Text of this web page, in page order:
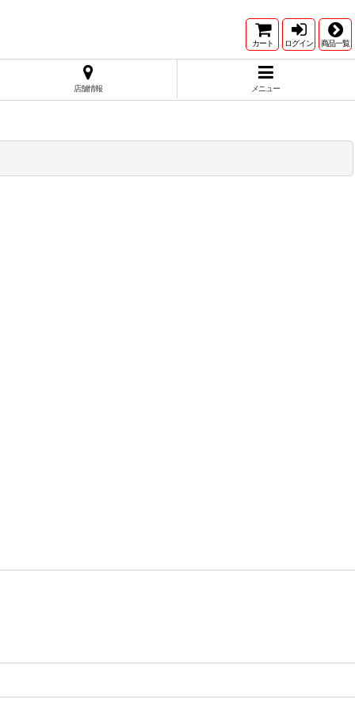
カート ログイン 商品一覧
店舗情報 メニュー